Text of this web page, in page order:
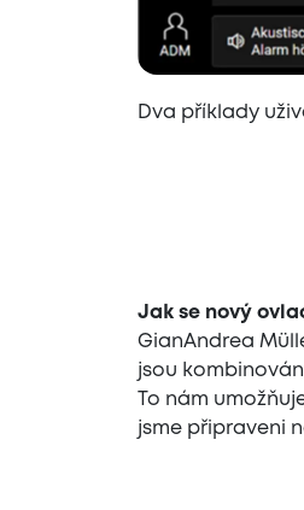
Dva příklady
Jak se nový
GianAndrea
jsou
To nám
jsme připraveni